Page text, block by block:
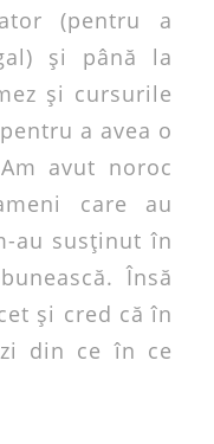
(pentru a
şi până la
şi cursurile
a avea o
avut noroc
care au
au susţinut în
Însă
şi cred că în
din ce în ce